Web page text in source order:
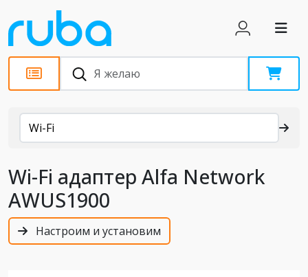
Каталог
Wi-Fi
Wi-Fi адаптер Alfa Network
AWUS1900
Настроим и установим